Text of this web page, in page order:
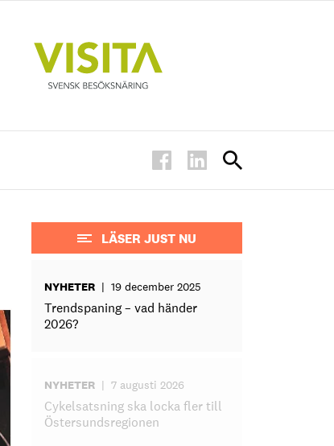
LÄSER JUST NU
NYHETER | 19 december 2025
Trendspaning – vad händer
2026?
NYHETER | 7 augusti 2026
Cykelsatsning ska locka fler till
Östersundsregionen